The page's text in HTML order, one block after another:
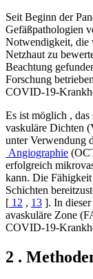
Seit Beginn der
Gefäßpathologien
Notwendigkeit, die
Netzhaut zu
Beachtung
Forschung
COVID-19-
Es ist möglich , das
vaskuläre Dichten
unter Verwendung
Angiographie
erfolgreich
kann. Die
Schichten
[ 12 , 13 ]. In
avaskuläre Zone
COVID-19-
2 .